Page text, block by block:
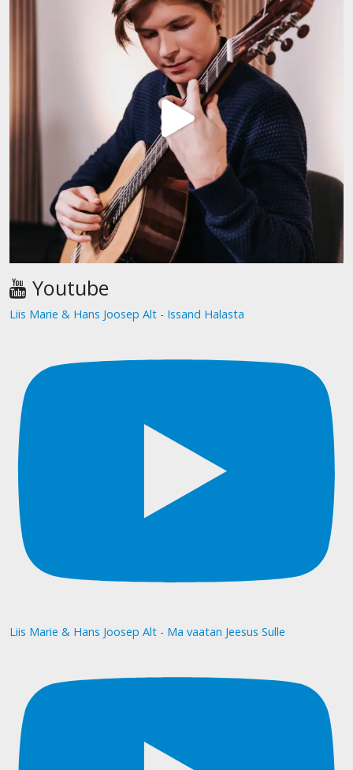
Youtube
Liis Marie & Hans Joosep Alt - Issand Halasta
Liis Marie & Hans Joosep Alt - Ma vaatan Jeesus Sulle